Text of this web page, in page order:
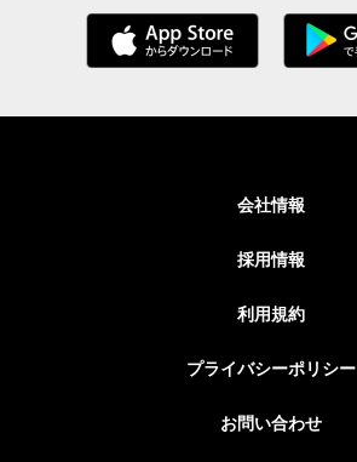
会社情報
採用情報
利用規約
プライバシーポリシー
お問い合わせ